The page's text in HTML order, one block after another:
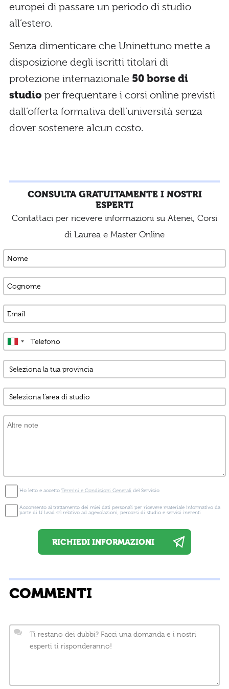
europei di passare un periodo di studio
all’estero.
Senza dimenticare che Uninettuno mette a
disposizione degli iscritti titolari di
protezione internazionale 50 borse di
studio per frequentare i corsi online previsti
dall’offerta formativa dell’università senza
dover sostenere alcun costo.
CONSULTA GRATUITAMENTE I NOSTRI
ESPERTI
Contattaci per ricevere informazioni su Atenei, Corsi
di Laurea e Master Online
Ho letto e accettoTermini e Condizioni Generali del Servizio
Acconsento al trattamento dei miei dati personali per ricevere materiale informativo da
parte di U Lead srl relativo ad agevolazioni, percorsi di studio e servizi inerenti
COMMENTI